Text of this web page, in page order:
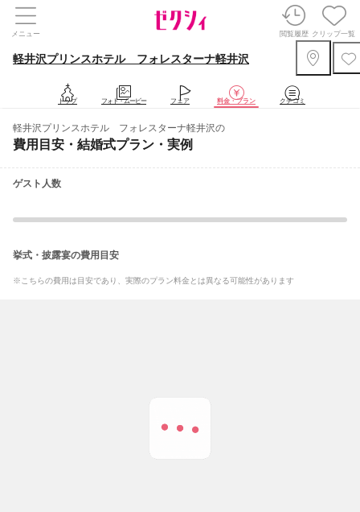
メニュー 閲覧履歴 クリップ一覧
軽井沢プリンスホテル フォレスターナ軽井沢
トップ フォト・ムービー フェア 料金・プラン クチコミ
軽井沢プリンスホテル フォレスターナ軽井沢の
費用目安・結婚式プラン・実例
ゲスト人数
挙式・披露宴の費用目安
※こちらの費用は目安であり、実際のプラン料金とは異なる可能性があります